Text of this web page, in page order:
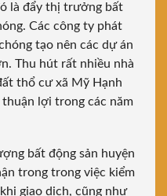
là đẩy thị trưởng bất
Các công ty phát
tạo nên các dự án
Thu hút rất nhiều nhà
thổ cư xã Mỹ Hạnh
thuận lợi trong các năm
bất động sản huyện
trong trong việc kiểm
giao dịch, cũng như